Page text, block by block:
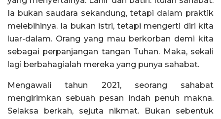
Ia bukan saudara sekandung, tetapi dalam praktik
melebihinya. Ia bukan istri, tetapi mengerti diri kita
luar-dalam. Orang yang mau berkorban demi kita
sebagai perpanjangan tangan Tuhan. Maka, sekali
lagi berbahagialah mereka yang punya sahabat.
Mengawali tahun 2021, seorang sahabat
mengirimkan sebuah pesan indah penuh makna.
Selaksa berkah, sejuta nikmat. Bukan sebentuk